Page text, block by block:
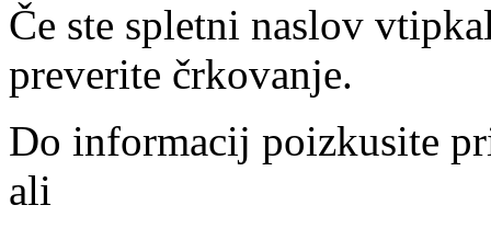
Če ste spletni naslov
preverite črkovanje.
Do informacij poizkusite
ali